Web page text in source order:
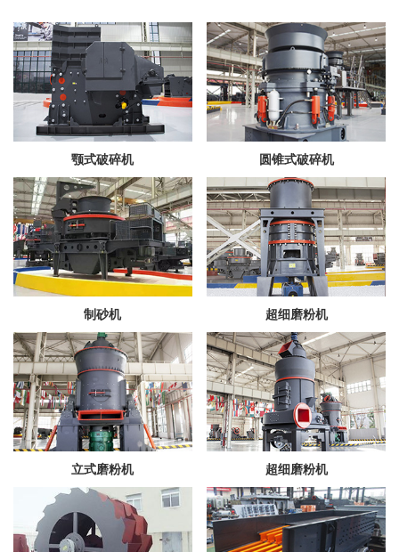
颚式破碎机 圆锥式破碎机
制砂机 超细磨粉机
立式磨粉机 超细磨粉机